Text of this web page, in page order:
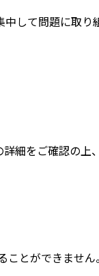
して問題に取り
細をご確認の上
とができませ